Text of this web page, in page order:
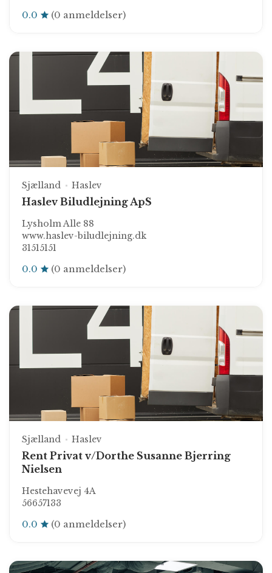
0.0 (0 anmeldelser)
Sjælland Haslev
Haslev Biludlejning ApS
Lysholm Alle 88
www.haslev-biludlejning.dk
31515151
0.0 (0 anmeldelser)
Sjælland Haslev
Rent Privat v/Dorthe Susanne Bjerring
Nielsen
Hestehavevej 4A
56657133
0.0 (0 anmeldelser)